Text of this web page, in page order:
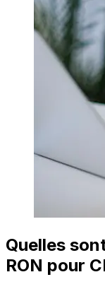
Quelles
RON pour